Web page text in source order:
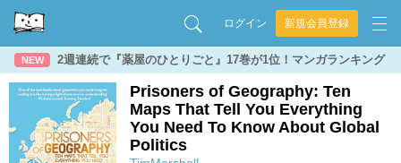
ログイン 新規会員登録
NEW 2週連続で『薬屋のひとりごと』17巻が1位！マンガランキング
Prisoners of Geography: Ten
Maps That Tell You Everything
You Need To Know About Global
Politics